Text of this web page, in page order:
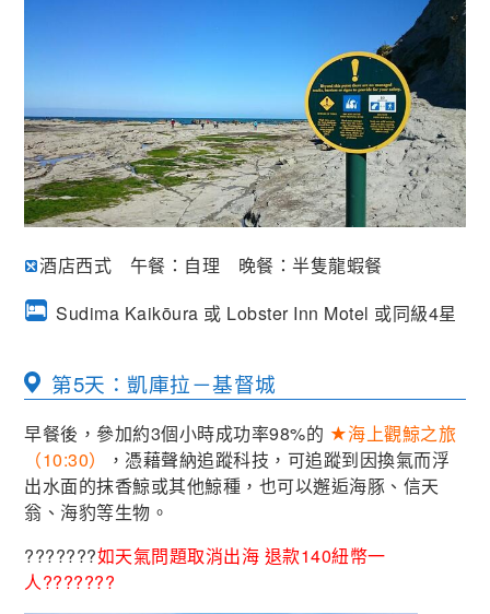
酒店西式 午餐：自理 晚餐：半隻龍蝦餐
Sudima Kaikōura 或 Lobster Inn Motel 或同級4星
第5天：凱庫拉－基督城
早餐後，參加約3個小時成功率98%的 ★海上觀鯨之旅
（10:30）
，憑藉聲納追蹤科技，可追蹤到因換氣而浮
出水面的抹香鯨或其他鯨種，也可以邂逅海豚、信天
翁、海豹等生物。
???????如天氣問題取消出海 退款140紐幣一
人???????